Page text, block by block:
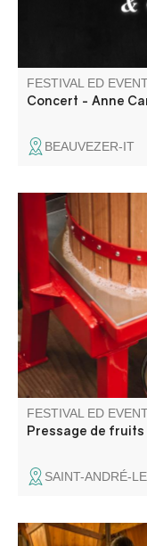
FESTIVAL ED
Concert - Anne
BEAUVEZER-IT
Pressage de
FESTIVAL ED
Pressage de fruits
SAINT-ANDRÉ-